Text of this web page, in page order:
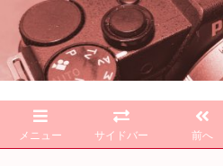
メニュー サイドバー 前へ